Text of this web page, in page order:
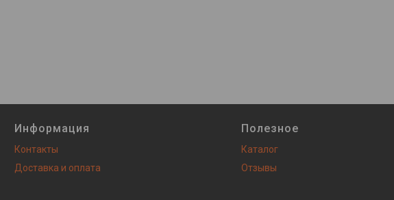
Информация
Контакты
Доставка и оплата
Полезное
Каталог
Отзывы